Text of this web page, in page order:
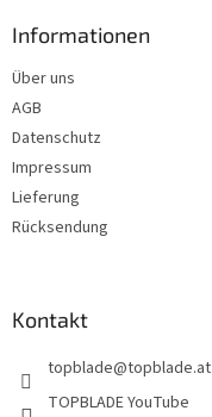
Informationen
Über uns
AGB
Datenschutz
Impressum
Lieferung
Rücksendung
Kontakt
topblade@topblade.at
TOPBLADE YouTube